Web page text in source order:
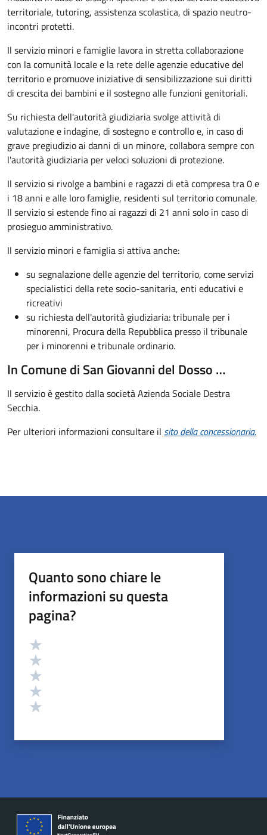
territoriale, tutoring, assistenza scolastica, di spazio neutro-
incontri protetti.
Il servizio minori e famiglie lavora in stretta collaborazione
con la comunità locale e la rete delle agenzie educative del
territorio e promuove iniziative di sensibilizzazione sui diritti
di crescita dei bambini e il sostegno alle funzioni genitoriali.
Su richiesta dell'autorità giudiziaria svolge attività di
valutazione e indagine, di sostegno e controllo e, in caso di
grave pregiudizio ai danni di un minore, collabora sempre con
l'autorità giudiziaria per veloci soluzioni di protezione.
Il servizio si rivolge a bambini e ragazzi di età compresa tra 0 e
i 18 anni e alle loro famiglie, residenti sul territorio comunale.
Il servizio si estende fino ai ragazzi di 21 anni solo in caso di
prosieguo amministrativo.
Il servizio minori e famiglia si attiva anche:
su segnalazione delle agenzie del territorio, come servizi
specialistici della rete socio-sanitaria, enti educativi e
ricreativi
su richiesta dell'autorità giudiziaria: tribunale per i
minorenni, Procura della Repubblica presso il tribunale
per i minorenni e tribunale ordinario.
In Comune di San Giovanni del Dosso …
Il servizio è gestito dalla società Azienda Sociale Destra
Secchia.
Per ulteriori informazioni consultare il sito della concessionaria.
Quanto sono chiare le
informazioni su questa
pagina?
Valutazione